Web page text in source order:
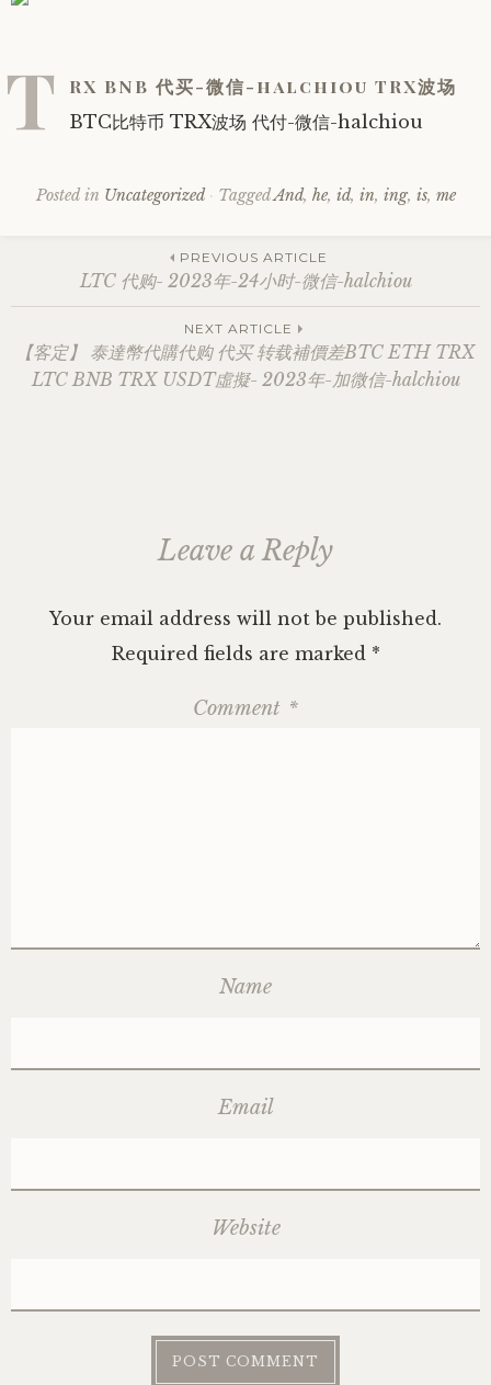
T RX BNB 代买-微信-halchiou TRX波场
BTC比特币 TRX波场 代付-微信-halchiou
Posted in Uncategorized TaggedAnd, he, id, in, ing, is, me
Post
navigation
PREVIOUS ARTICLE
LTC 代购- 2023年-24小时-微信-halchiou
NEXT ARTICLE
【客定】 泰達幣代購代购 代买 转载補價差BTC ETH TRX
LTC BNB TRX USDT虛擬- 2023年-加微信-halchiou
Leave a Reply
Your email address will not be published.
Required fields are marked *
Comment *
Name
Email
Website